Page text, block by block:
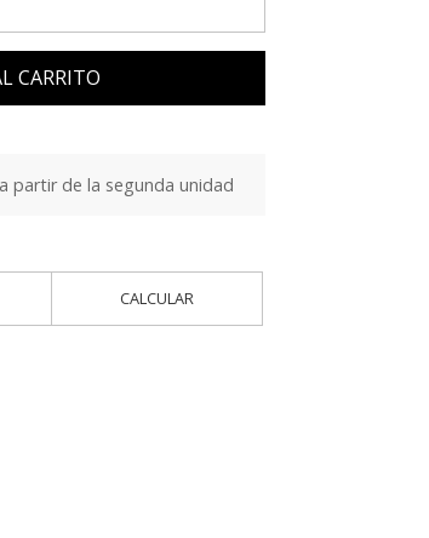
CARRITO
partir de la segunda unidad
CALCULAR